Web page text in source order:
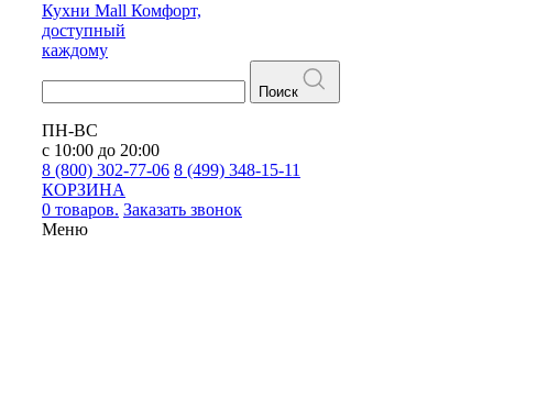
Кухни Mall Комфорт,
доступный
каждому
Поиск
ПН-ВС
с 10:00 до 20:00
8 (800) 302-77-06 8 (499) 348-15-11
КОРЗИНА
0 товаров. Заказать звонок
Меню